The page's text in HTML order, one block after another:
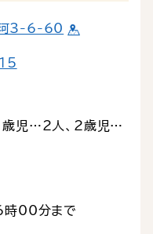
珂3-6-60
1歳児…2人、2歳児…
時00分まで